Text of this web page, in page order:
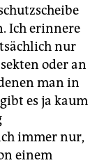
Ich erinnere
nur
oder an
man in
es ja kaum
immer nur,
einem